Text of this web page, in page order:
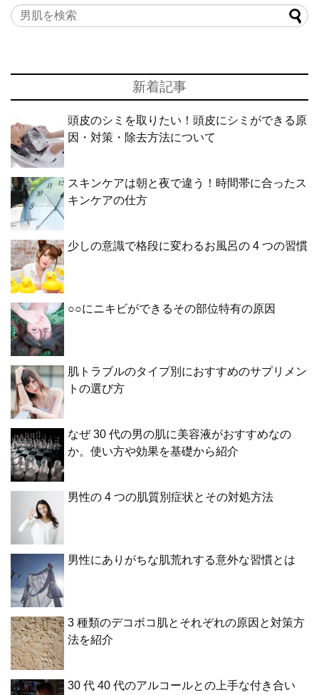
新着記事
頭皮のシミを取りたい！頭皮にシミができる原
因・対策・除去方法について
スキンケアは朝と夜で違う！時間帯に合ったス
キンケアの仕方
少しの意識で格段に変わるお風呂の 4 つの習慣
○○にニキビができるその部位特有の原因
肌トラブルのタイプ別におすすめのサプリメン
トの選び方
なぜ 30 代の男の肌に美容液がおすすめなの
か。使い方や効果を基礎から紹介
男性の 4 つの肌質別症状とその対処方法
男性にありがちな肌荒れする意外な習慣とは
3 種類のデコボコ肌とそれぞれの原因と対策方
法を紹介
30 代 40 代のアルコールとの上手な付き合い